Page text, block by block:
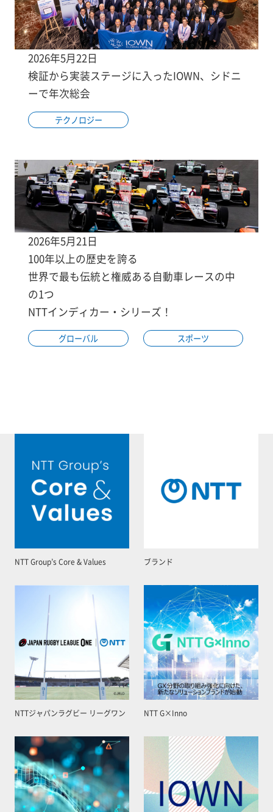
2026年5月22日
検証から実装ステージに入ったIOWN、シドニ
ーで年次総会
テクノロジー
2026年5月21日
100年以上の歴史を誇る
世界で最も伝統と権威ある自動車レースの中
の1つ
NTTインディカー・シリーズ！
グローバル スポーツ
NTT Group’s Core & Values ブランド
NTTジャパンラグビー リーグワン NTT G×Inno